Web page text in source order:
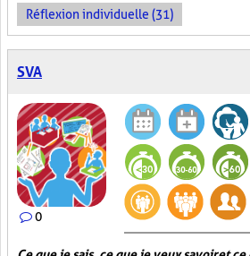
Réflexion individuelle (31)
SVA
0